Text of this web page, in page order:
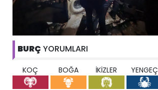
BURÇ YORUMLARI
KOÇ BOĞA İKİZLER YENGEÇ